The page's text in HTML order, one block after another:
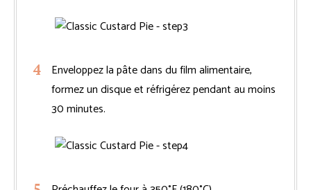
Enveloppez la pâte dans du film alimentaire,
formez un disque et réfrigérez pendant au moins
30 minutes.